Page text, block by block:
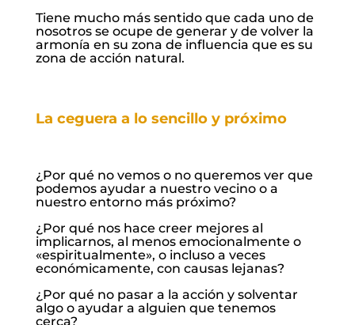
Tiene mucho más sentido que cada uno de
nosotros se ocupe de generar y de volver la
armonía en su zona de influencia que es su
zona de acción natural.
La ceguera a lo sencillo y próximo
¿Por qué no vemos o no queremos ver que
podemos ayudar a nuestro vecino o a
nuestro entorno más próximo?
¿Por qué nos hace creer mejores al
implicarnos, al menos emocionalmente o
«espiritualmente», o incluso a veces
económicamente, con causas lejanas?
¿Por qué no pasar a la acción y solventar
algo o ayudar a alguien que tenemos
cerca?